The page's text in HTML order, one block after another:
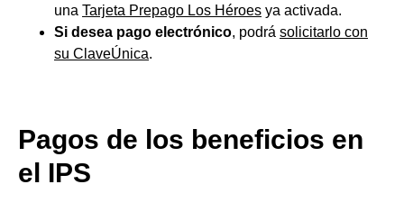
una Tarjeta Prepago Los Héroes ya activada.
Si desea pago electrónico, podrá solicitarlo con
su ClaveÚnica.
Pagos de los beneficios en
el IPS